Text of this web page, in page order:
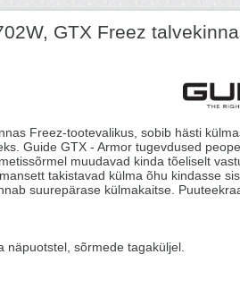
GTX Freez
Freez-tootevalikus, sobib hästi
Guide GTX - Armor tugevdused
muudavad kinda tõeliselt
takistavad külma õhu kindasse
suurepärase külmakaitse.
näpuotstel, sõrmede tagaküljel.